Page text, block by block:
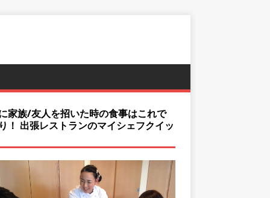
家族/友人を招いた時の食事はこれで
！ 出張レストランのマイシェフクイッ